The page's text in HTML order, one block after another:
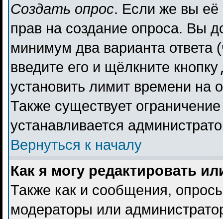
Создать опрос. Если же вы её
прав на создание опроса. Вы
минимум два варианта ответа
введите его и щёлкните кнопку
установить лимит времени на
Также существует
устанавливается
Вернуться к началу
Как я могу редактировать
Также как и сообщения,
модераторы или